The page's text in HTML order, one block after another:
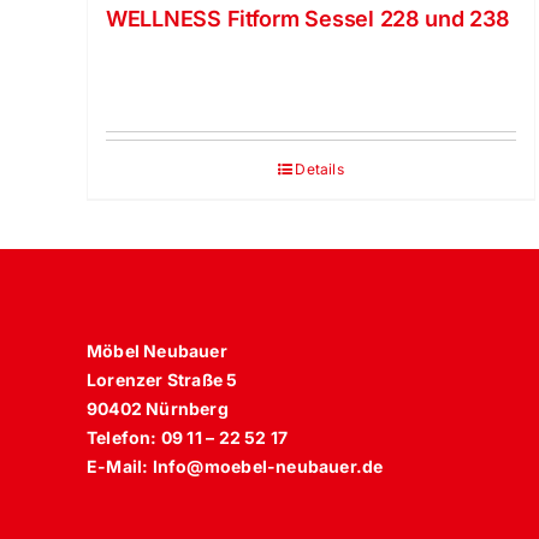
WELLNESS Fitform Sessel 228 und 238
Details
Möbel Neubauer
Lorenzer Straße 5
90402 Nürnberg
Telefon: 09 11 – 22 52 17
E-Mail: Info@moebel-neubauer.de